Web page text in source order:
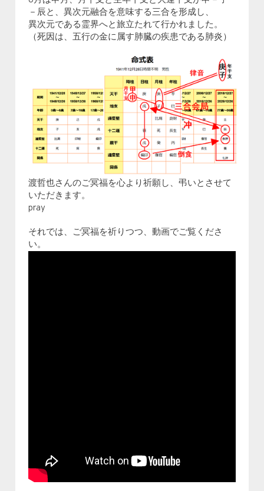
－辰と、異次元融合を意味する三合を形成し、
異次元である霊界へと旅立たれて行かれました。
（死因は、五行の金に属す肺臓の疾患である肺炎）
渡哲也さんのご冥福を心より祈願し、弔いとさせて
いただきます。
pray
それでは、ご冥福を祈りつつ、動画でご覧くださ
い。